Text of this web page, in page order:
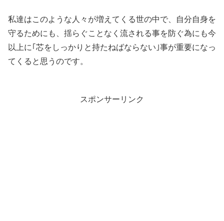
私達はこのような人々が増えてくる世の中で、自分自身を
守るためにも、揺らぐことなく流される事を防ぐ為にも今
以上に｢芯をしっかりと持たねばならない｣事が重要になっ
てくると思うのです。
スポンサーリンク